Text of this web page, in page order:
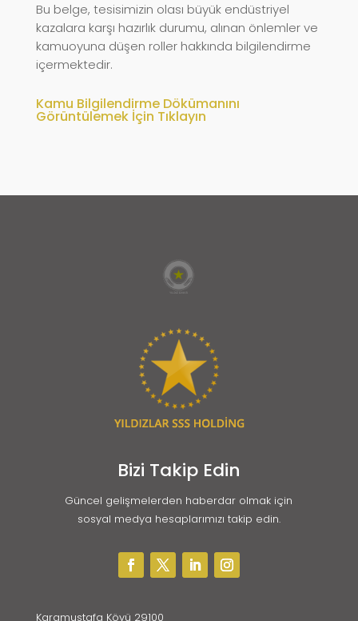
Bu belge, tesisimizin olası büyük endüstriyel
kazalara karşı hazırlık durumu, alınan önlemler ve
kamuoyuna düşen roller hakkında bilgilendirme
içermektedir.
Kamu Bilgilendirme Dökümanını
Görüntülemek İçin Tıklayın
Bizi Takip Edin
Güncel gelişmelerden haberdar olmak için
sosyal medya hesaplarımızı takip edin.
Karamustafa Köyü 29100